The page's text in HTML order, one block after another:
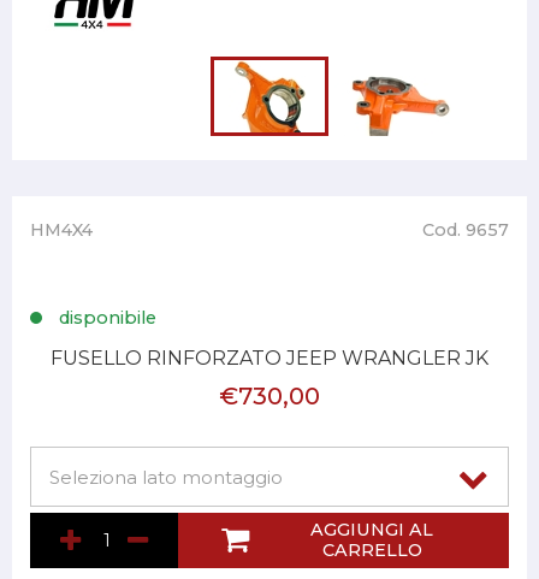
HM4X4 Cod. 9657
disponibile
FUSELLO RINFORZATO JEEP WRANGLER JK
€730,00
AGGIUNGI AL
CARRELLO